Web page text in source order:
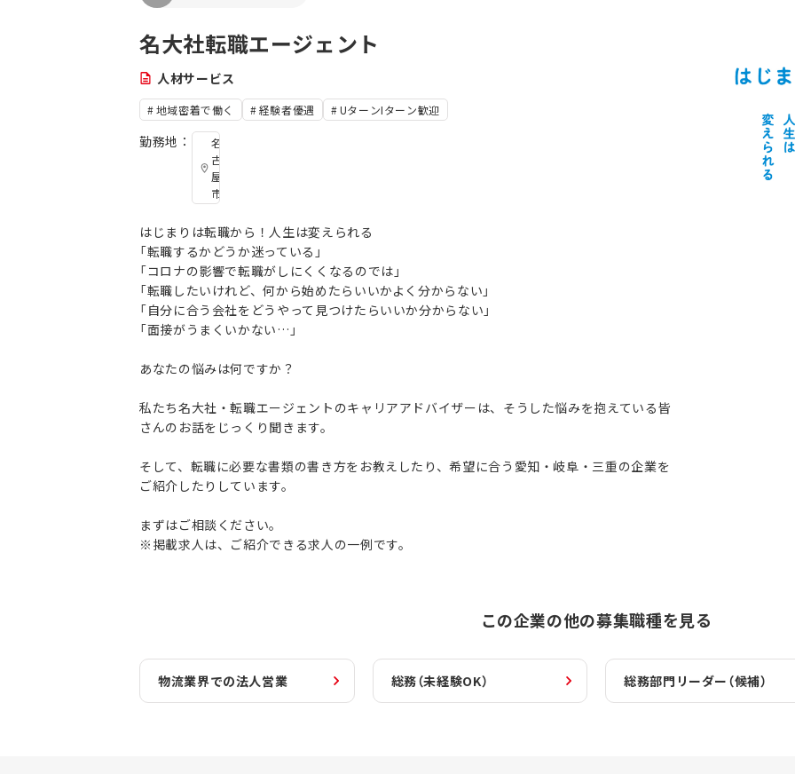
名大社転職エージェント
人材サービス
地域密着で働く 経験者優遇 UターンIターン歓迎
勤務地：
名
古
屋
市
はじまりは転職から！人生は変えられる
「転職するかどうか迷っている」
「コロナの影響で転職がしにくくなるのでは」
「転職したいけれど、何から始めたらいいかよく分からない」
「自分に合う会社をどうやって見つけたらいいか分からない」
「面接がうまくいかない…」
あなたの悩みは何ですか？
私たち名大社・転職エージェントのキャリアアドバイザーは、そうした悩みを抱えている皆
さんのお話をじっくり聞きます。
そして、転職に必要な書類の書き方をお教えしたり、希望に合う愛知・岐阜・三重の企業を
ご紹介したりしています。
まずはご相談ください。
※掲載求人は、ご紹介できる求人の一例です。
この企業の他の募集職種を見る
物流業界での法人営業 総務（未経験OK） 総務部門リーダー（候補）